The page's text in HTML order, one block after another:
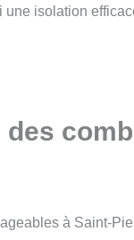
isolation
à Saint-